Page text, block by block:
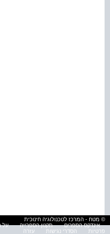
© מטח - המרכז לטכנולוגיה חינוכית
אינדקס הספרים
תקנון הספרייה על
פרטיות
הסדרי נגישות עזרה